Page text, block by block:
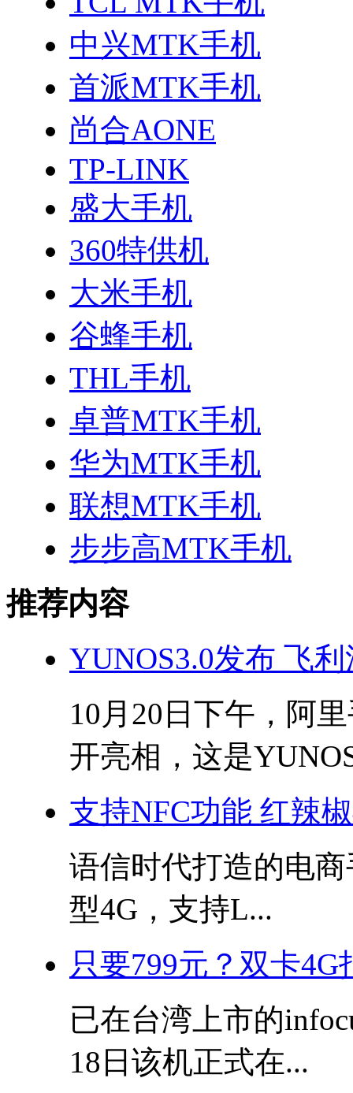
中兴MTK手机
首派MTK手机
尚合AONE
TP-LINK
盛大手机
360特供机
大米手机
谷蜂手机
THL手机
卓普MTK手机
华为MTK手机
联想MTK手机
步步高MTK手机
推荐内容
YUNOS3.0发布 飞
10月20日下午，阿
开亮相，这是
支持NFC功能 红辣
语信时代打造的电
型4G，支持L...
只要799元？双卡
已在台湾上市的
18日该机正式在...